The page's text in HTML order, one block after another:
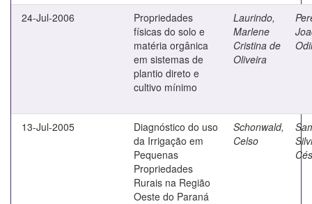
24-Jul-2006
Propriedades
físicas do solo e
matéria orgânica
em sistemas de
plantio direto e
cultivo mínimo
Laurindo,
Marlene
Cristina de
Oliveira
13-Jul-2005
Diagnóstico do uso
da Irrigação em
Pequenas
Propriedades
Rurais na Região
Oeste do Paraná
Schonwald,
Celso